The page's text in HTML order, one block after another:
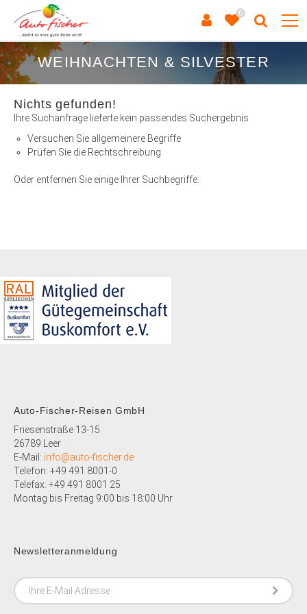
0
WEIHNACHTEN & SILVESTER
Nichts gefunden!
Ihre Suchanfrage lieferte kein passendes Suchergebnis
Versuchen Sie allgemeinere Begriffe
Prüfen Sie die Rechtschreibung
Oder entfernen Sie einige Ihrer Suchbegriffe:
Auto-Fischer-Reisen GmbH
Friesenstraße 13-15
26789 Leer
E-Mail: info@auto-fischer.de
Telefon: +49 491 8001-0
Telefax: +49 491 8001 25
Montag bis Freitag 9:00 bis 18:00 Uhr
Newsletteranmeldung